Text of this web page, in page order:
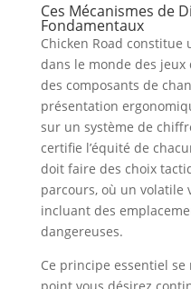
Ces Mécanismes de
Fondamentaux
Chicken Road
dans le monde des
des composants de
présentation
sur un système de
certifie l’équité de
doit faire des choix
parcours, où un volatile
incluant des
dangereuses.
Ce principe essentiel